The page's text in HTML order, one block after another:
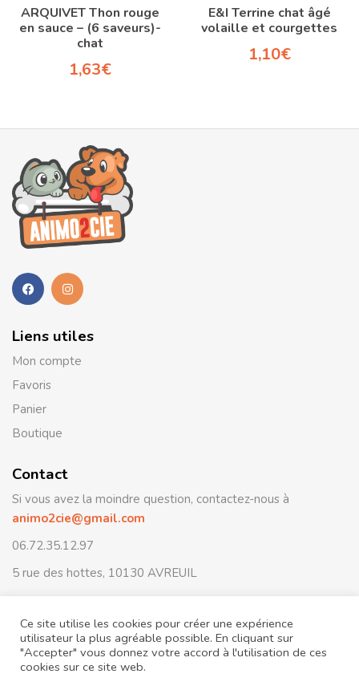
ARQUIVET Thon rouge
en sauce – (6 saveurs)-
chat
1,63€
E&I Terrine chat âgé
volaille et courgettes
1,10€
Liens utiles
Mon compte
Favoris
Panier
Boutique
Contact
Si vous avez la moindre question, contactez-nous à
animo2cie@gmail.com
06.72.35.12.97
5 rue des hottes, 10130 AVREUIL
© Animo2cie – Tous droits réservés Développé par
Ingénierie Conditions générales de ventes–Sitemap
Ce site utilise les cookies pour créer une expérience
utilisateur la plus agréable possible. En cliquant sur
"Accepter" vous donnez votre accord à l'utilisation de ces
cookies sur ce site web.